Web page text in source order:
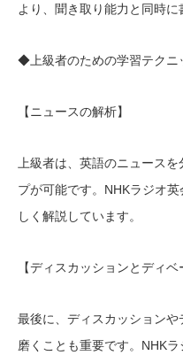
より、聞き取り能力と同時に
◆上級者のための学習テクニ
【ニュースの解析】
上級者は、英語のニュース
プが可能です。NHKラジオ
しく解説しています。
【ディスカッションとディベ
最後に、ディスカッション
磨くことも重要です。NHK